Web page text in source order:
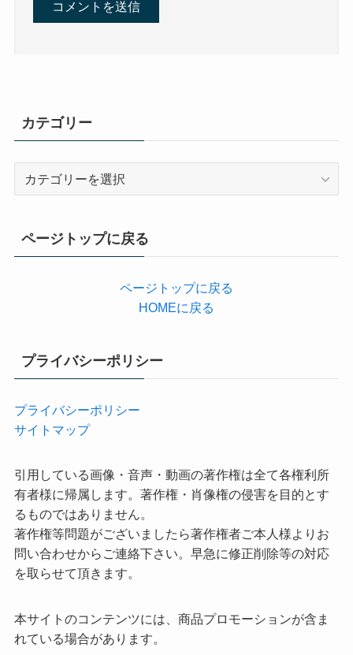
カテゴリー
ページトップに戻る
ページトップに戻る
HOMEに戻る
プライバシーポリシー
プライバシーポリシー
サイトマップ
引用している画像・音声・動画の著作権は全て各権利所
有者様に帰属します。著作権・肖像権の侵害を目的とす
るものではありません。
著作権等問題がございましたら著作権者ご本人様よりお
問い合わせからご連絡下さい。早急に修正削除等の対応
を取らせて頂きます。
本サイトのコンテンツには、商品プロモーションが含ま
れている場合があります。